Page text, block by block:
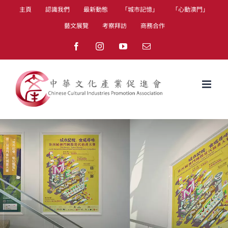
主頁 認識我們 最新動態 「城市記憶」
「心動澳門」
藝文展覽
考察拜訪 商務合作
FacebookInstagramYouTubeEmail